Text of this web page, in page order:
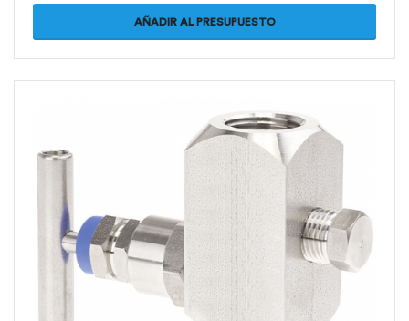
AÑADIR AL PRESUPUESTO